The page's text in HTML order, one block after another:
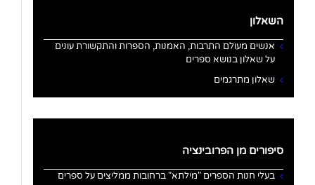
השאלון
אנשים מעולם התרבות, האמנות, הספרות והתקשורת עונים
על שאלון בנושא ספרים
שאלון מתרגמים
סיפורים מן הפרובינציה
בעלי חנות הספרים "מילתא" ברחובות ממליצים על ספרים